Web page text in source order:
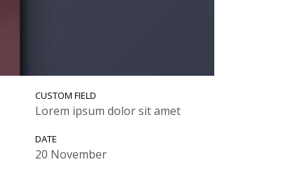
CUSTOM FIELD
Lorem ipsum dolor sit amet
DATE
20 November